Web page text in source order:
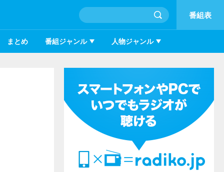
番組表
まとめ 番組ジャンル 人物ジャンル